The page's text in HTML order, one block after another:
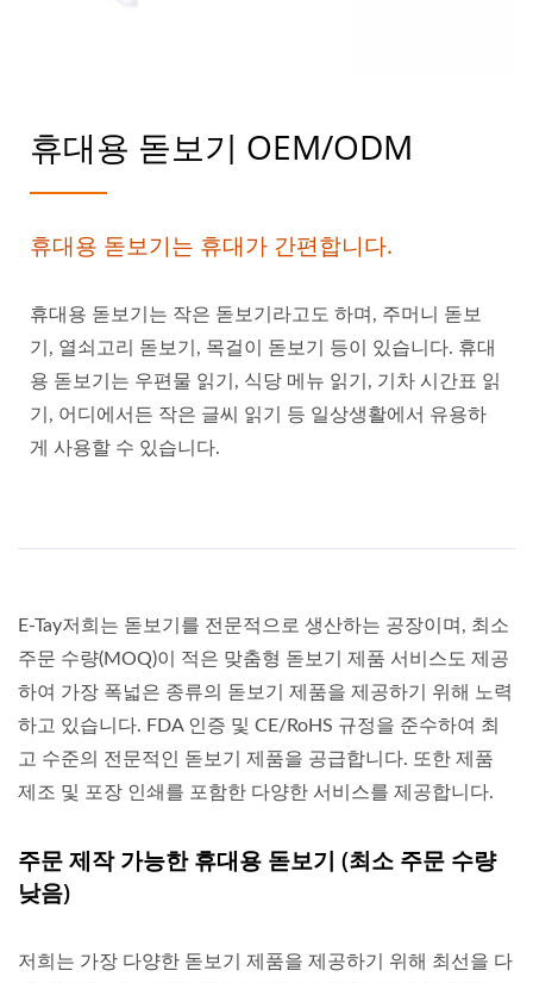
휴대용 돋보기 OEM/ODM
휴대용 돋보기는 휴대가 간편합니다.
휴대용 돋보기는 작은 돋보기라고도 하며, 주머니 돋보
기, 열쇠고리 돋보기, 목걸이 돋보기 등이 있습니다. 휴대
용 돋보기는 우편물 읽기, 식당 메뉴 읽기, 기차 시간표 읽
기, 어디에서든 작은 글씨 읽기 등 일상생활에서 유용하
게 사용할 수 있습니다.
E-Tay저희는 돋보기를 전문적으로 생산하는 공장이며, 최소
주문 수량(MOQ)이 적은 맞춤형 돋보기 제품 서비스도 제공
하여 가장 폭넓은 종류의 돋보기 제품을 제공하기 위해 노력
하고 있습니다. FDA 인증 및 CE/RoHS 규정을 준수하여 최
고 수준의 전문적인 돋보기 제품을 공급합니다. 또한 제품
제조 및 포장 인쇄를 포함한 다양한 서비스를 제공합니다.
주문 제작 가능한 휴대용 돋보기 (최소 주문 수량
낮음)
저희는 가장 다양한 돋보기 제품을 제공하기 위해 최선을 다